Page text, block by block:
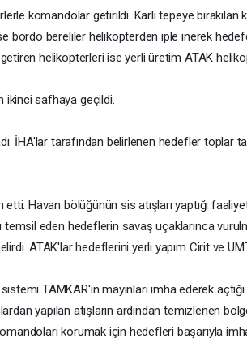
komandolar getirildi. Karlı tepeye bırakılan
bordo bereliler helikopterden iple inerek
helikopterleri ise yerli üretim ATAK
ikinci safhaya geçildi.
İHA'lar tarafından belirlenen hedefler toplar
Havan bölüğünün sis atışları yaptığı
temsil eden hedeflerin savaş uçaklarınca
ATAK'lar hedeflerini yerli yapım Cirit ve
TAMKAR'ın mayınları imha ederek
yapılan atışların ardından temizlenen
korumak için hedefleri başarıyla